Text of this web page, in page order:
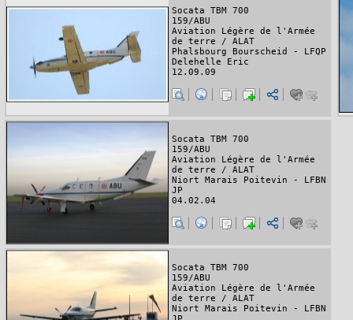
Socata TBM 700
159/ABU
Aviation Légère de l'Armée
de terre / ALAT
Phalsbourg Bourscheid - LFQP
Delehelle Eric
12.09.09
Socata TBM 700
159/ABU
Aviation Légère de l'Armée
de terre / ALAT
Niort Marais Poitevin - LFBN
JP
04.02.04
Socata TBM 700
159/ABU
Aviation Légère de l'Armée
de terre / ALAT
Niort Marais Poitevin - LFBN